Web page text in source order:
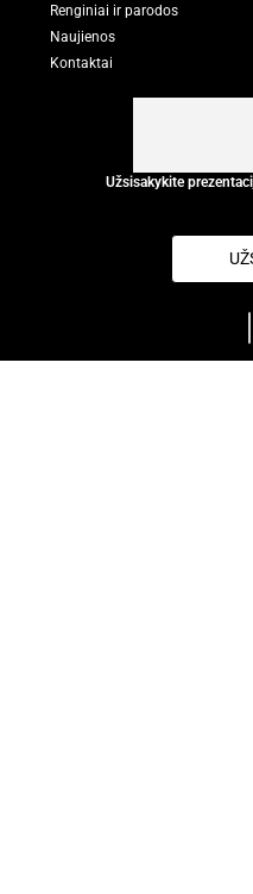
Renginiai ir parodos
Naujienos
Kontaktai
Užsisakykite